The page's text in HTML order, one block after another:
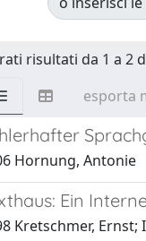
risultati da 1 a 2
esporta
Hornung, Antonie
Ein
Kretschmer, Ernst;